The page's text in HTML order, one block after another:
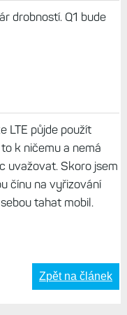
drobností. Q1 bude
LTE půjde použít
k ničemu a nemá
uvažovat. Skoro jsem
čínu na vyřizování
tahat mobil.
Zpět na článek